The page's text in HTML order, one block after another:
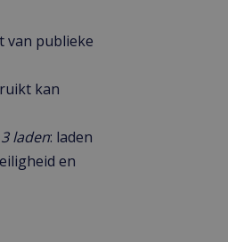
van publieke
kan
laden: laden
en